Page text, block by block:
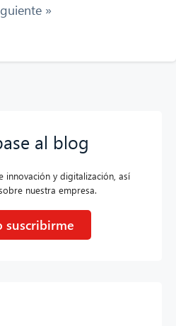
»
al blog
innovación y digitalización, así
nuestra empresa.
suscribirme